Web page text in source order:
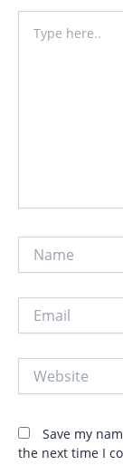
here..
Website
Save my
the next time I